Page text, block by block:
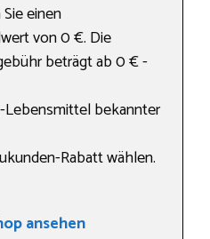
einen
von 0 €. Die
beträgt ab 0 € -
bekannter
Rabatt wählen.
ansehen